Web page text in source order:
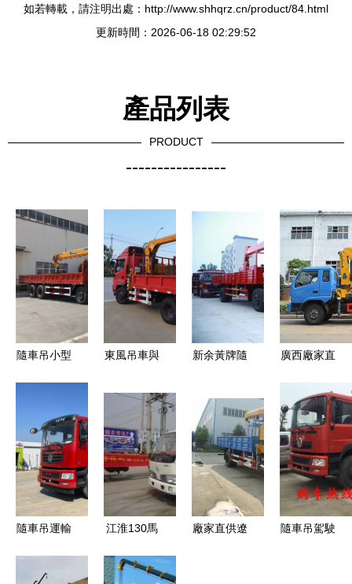
如若轉載，請注明出處：http://www.shhqrz.cn/product/84.html
更新時間：2026-06-18 02:29:52
產品列表
PRODUCT
----------------
隨車吊小型
重機技能，
山東齊哈爾
平地新制造
的選擇之一
信卡洛佩牌
東風吊車與
率與靈活性
的完美結合
新余黃牌隨
程力隨車吊
深度解析
廣西廠家直
力隨車吊
高效吊裝與
運輸的完美
融合
隨車吊運輸
效的物流起
江淮130馬
吊4.1米車
廠家直供遼
隨車吊駕駛